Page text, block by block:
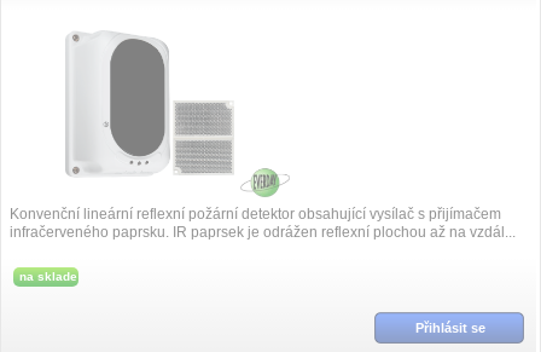
Konvenční lineární reflexní požární detektor obsahující vysílač s přijímačem
infračerveného paprsku. IR paprsek je odrážen reflexní plochou až na vzdál...
na sklade
Přihlásit se